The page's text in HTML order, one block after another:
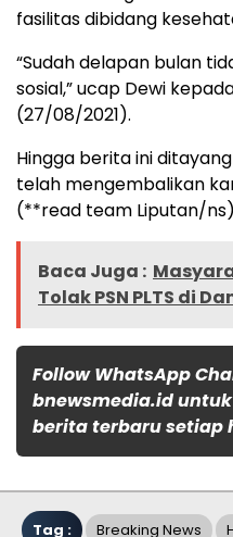
fasilitas dibidang
“Sudah delapan bulan
sosial,” ucap Dewi
(27/08/2021).
Hingga berita ini
telah mengembalikan
(**read team Liputan/ns)
Baca Juga :
Tolak PSN PLTS di
Follow WhatsApp
bnewsmedia.id
berita terbaru setiap
Tag : Breaking News